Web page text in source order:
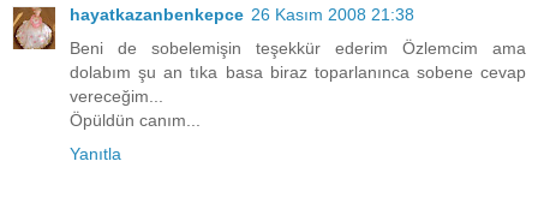
hayatkazanbenkepce 26 Kasım 2008 21:38
Beni de sobelemişin teşekkür ederim Özlemcim ama
dolabım şu an tıka basa biraz toparlanınca sobene cevap
vereceğim...
Öpüldün canım...
Yanıtla